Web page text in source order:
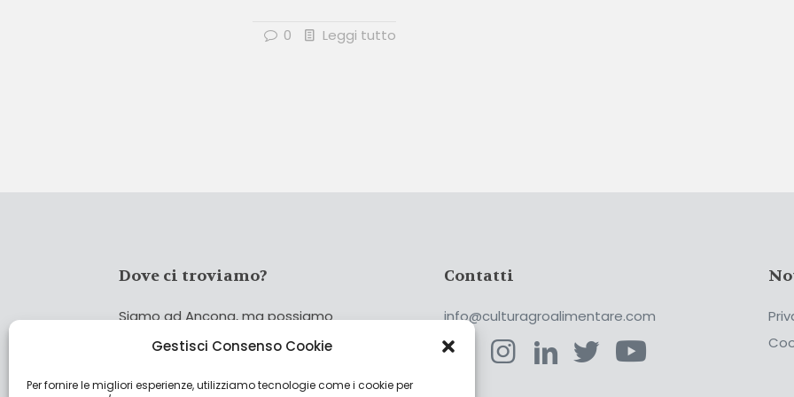
Gestisci Consenso Cookie
Per fornire le migliori esperienze, utilizziamo tecnologie come i cookie per
0 Leggi tutto
Dove ci troviamo?
Siamo ad Ancona, ma possiamo
coprire tutta Italia!
Cerca
Contatti
info@culturagroalimentare.com